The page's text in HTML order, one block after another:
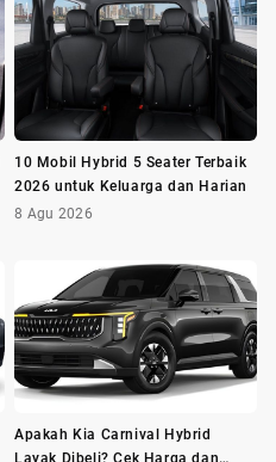
10 Mobil Hybrid 5 Seater Terbaik
2026 untuk Keluarga dan Harian
8 Agu 2026
Apakah Kia Carnival Hybrid